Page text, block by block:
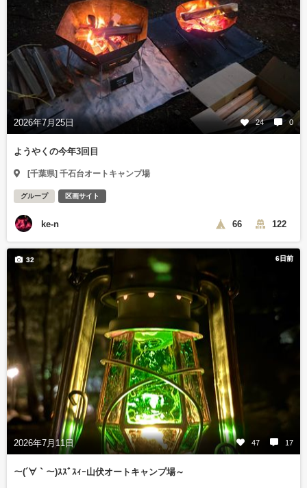
2026年7月25日 24 0
ようやくの今年3回目
[千葉県] 千石台オートキャンプ場
グループ 区画サイト
ke-n 66 122
6日前
2026年7月11日 47 17
32
～(´∀｀～)ｽｽﾞｽｨｰ山伏オートキャンプ場～